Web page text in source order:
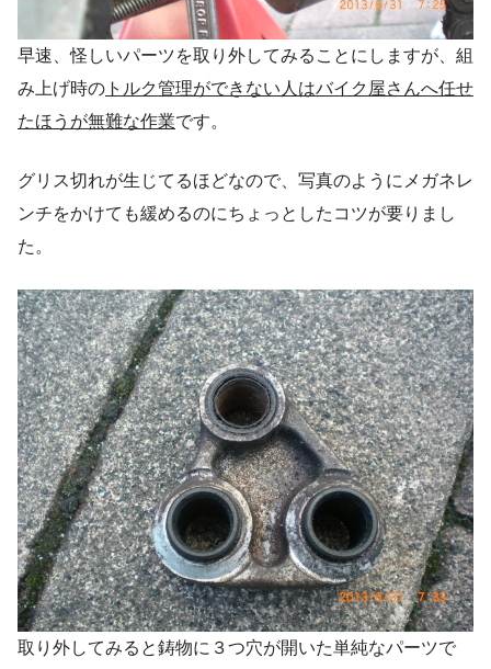
早速、怪しいパーツを取り外してみることにしますが、組
み上げ時の トルク管理ができない人はバイク屋さんへ任せ
たほうが無難な作業です。
グリス切れが生じてるほどなので、写真のようにメガネレ
ンチをかけても緩めるのにちょっとしたコツが要りまし
た。
取り外してみると鋳物に３つ穴が開いた単純なパーツで